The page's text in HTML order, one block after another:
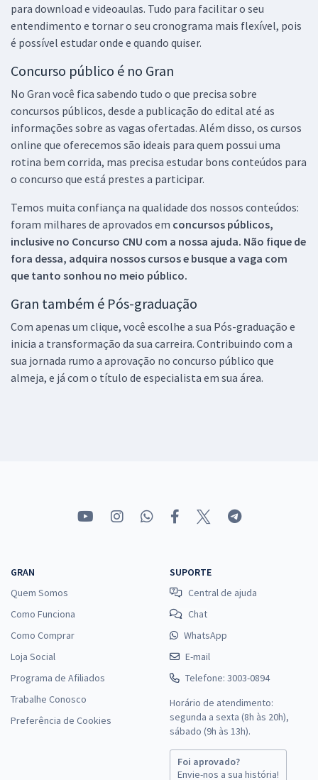
para download e videoaulas. Tudo para facilitar o seu
entendimento e tornar o seu cronograma mais flexível, pois
é possível estudar onde e quando quiser.
Concurso público é no Gran
No Gran você fica sabendo tudo o que precisa sobre
concursos públicos, desde a publicação do edital até as
informações sobre as vagas ofertadas. Além disso, os cursos
online que oferecemos são ideais para quem possui uma
rotina bem corrida, mas precisa estudar bons conteúdos para
o concurso que está prestes a participar.
Temos muita confiança na qualidade dos nossos conteúdos:
foram milhares de aprovados em concursos públicos,
inclusive no Concurso CNU com a nossa ajuda. Não fique de
fora dessa, adquira nossos cursos e busque a vaga com
que tanto sonhou no meio público.
Gran também é Pós-graduação
Com apenas um clique, você escolhe a sua Pós-graduação e
inicia a transformação da sua carreira. Contribuindo com a
sua jornada rumo a aprovação no concurso público que
almeja, e já com o título de especialista em sua área.
GRAN
Quem Somos
Como Funciona
Como Comprar
Loja Social
Programa de Afiliados
Trabalhe Conosco
Preferência de Cookies
SUPORTE
Central de ajuda
Chat
WhatsApp
E-mail
Telefone: 3003-0894
Horário de atendimento:
segunda a sexta (8h às 20h),
sábado (9h às 13h).
Foi aprovado?
Envie-nos a sua história!